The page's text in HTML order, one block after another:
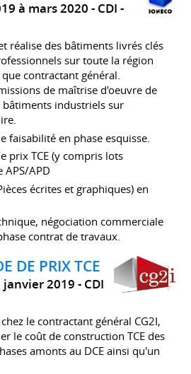
à mars 2020 CDI
réalise des bâtiments livrés clés
sur toute la région
contractant général.
de maîtrise d'oeuvre de
industriels sur
faisabilité en phase esquisse.
prix TCE (y compris lots
APS/APD
écrites et graphiques) en
négociation commerciale
contrat de travaux.
DE PRIX TCE
janvier 2019 CDI
le contractant général CG2I,
le coût de construction TCE des
amonts au DCE ainsi qu'un